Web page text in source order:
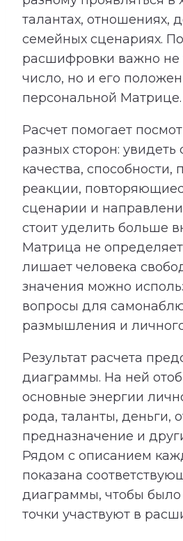
талантах, отношениях,
семейных сценариях.
расшифровки важно не
число, но и его
персональной Матрице.
Расчет помогает
разных сторон: увидеть
качества,
реакции,
сценарии и
стоит уделить больше
Матрица не
лишает человека
значения можно
вопросы для
размышления и
Результат расчета
диаграммы. На ней
основные энергии
рода, таланты, деньги,
предназначение и
Рядом с описанием
показана
диаграммы, чтобы было
точки участвуют в